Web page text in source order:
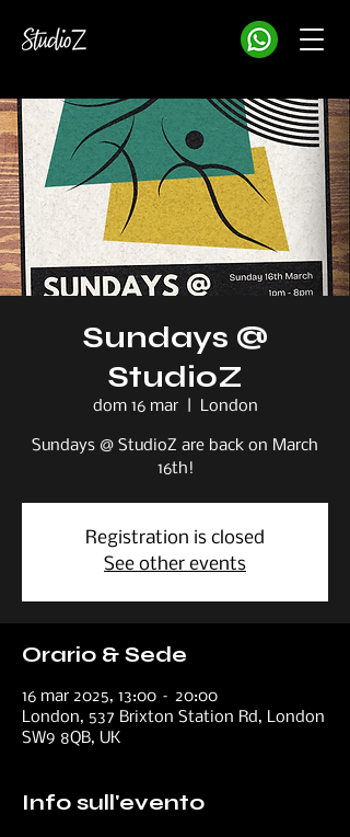
Sundays @
StudioZ
dom 16 mar
  |
London
Sundays @ StudioZ are back on March
16th!
Registration is closed
See other events
Orario & Sede
16 mar 2025, 13:00 – 20:00
London, 537 Brixton Station Rd, London
SW9 8QB, UK
Info sull'evento